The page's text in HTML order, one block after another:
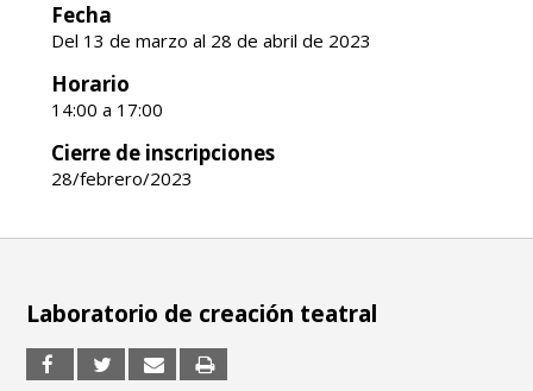
Fecha
Del 13 de marzo al 28 de abril de 2023
Horario
14:00 a 17:00
Cierre de inscripciones
28/febrero/2023
Laboratorio de creación teatral